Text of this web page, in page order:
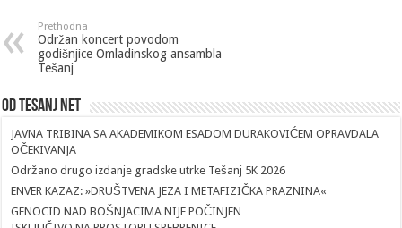
Prethodna
Održan koncert povodom
godišnjice Omladinskog ansambla
Tešanj
Od Tesanj Net
JAVNA TRIBINA SA AKADEMIKOM ESADOM DURAKOVIĆEM OPRAVDALA
OČEKIVANJA
Održano drugo izdanje gradske utrke Tešanj 5K 2026
ENVER KAZAZ: »DRUŠTVENA JEZA I METAFIZIČKA PRAZNINA«
GENOCID NAD BOŠNJACIMA NIJE POČINJEN